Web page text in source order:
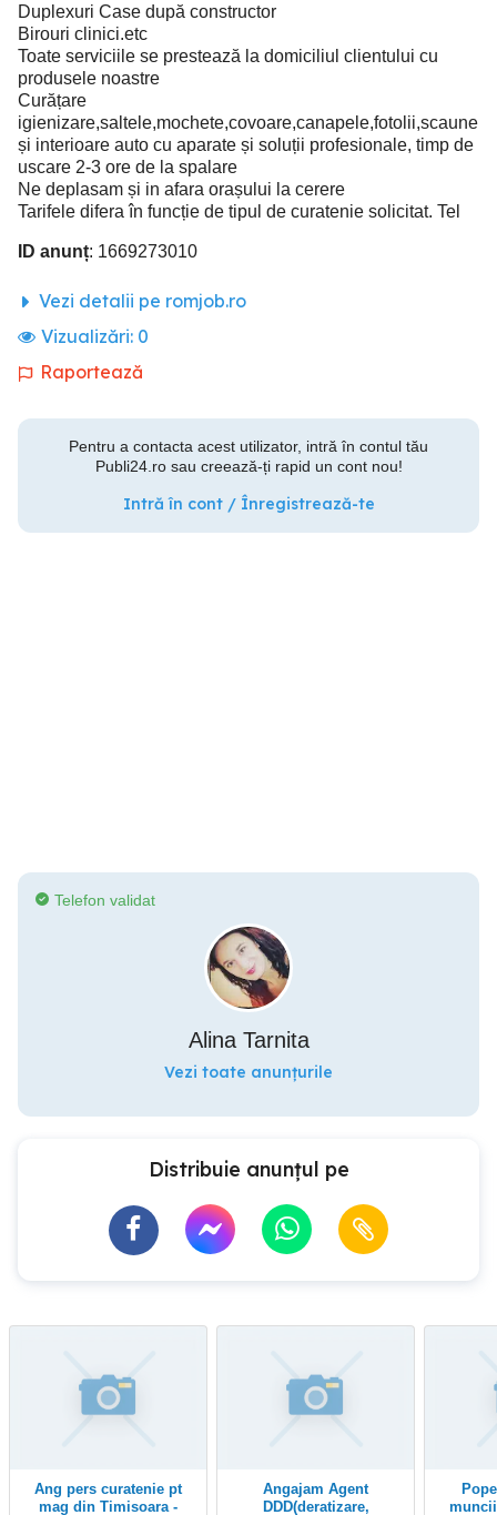
Duplexuri Case după constructor
Birouri clinici.etc
Toate serviciile se prestează la domiciliul clientului cu
produsele noastre
Curățare
igienizare,saltele,mochete,covoare,canapele,fotolii,scaune
și interioare auto cu aparate și soluții profesionale, timp de
uscare 2-3 ore de la spalare
Ne deplasam și in afara orașului la cerere
Tarifele difera în funcție de tipul de curatenie solicitat. Tel
ID anunț: 1669273010
Vezi detalii pe romjob.ro
Vizualizări: 0
Raportează
Pentru a contacta acest utilizator, intră în contul tău
Publi24.ro sau creează-ți rapid un cont nou!
Intră în cont / Înregistrează-te
Telefon validat
Alina Tarnita
Vezi toate anunțurile
Distribuie anunțul pe
Ang pers curatenie pt
mag din Timisoara -
Angajam Agent
DDD(deratizare,
Popescu protectia